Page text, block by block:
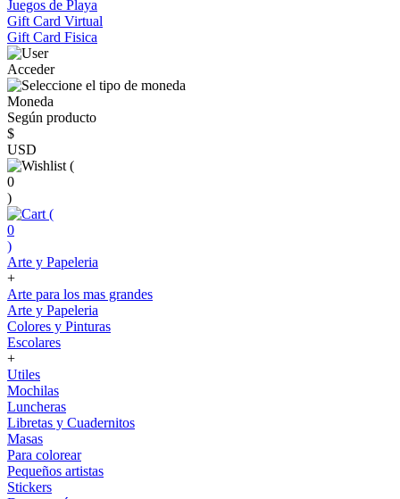
Juegos de Playa
Gift Card Virtual
Gift Card Fisica
Acceder
Moneda
Según producto
$
USD
(
0
)
(
0
)
Arte y Papeleria
+
Arte para los mas grandes
Arte y Papeleria
Colores y Pinturas
Escolares
+
Utiles
Mochilas
Luncheras
Libretas y Cuadernitos
Masas
Para colorear
Pequeños artistas
Stickers